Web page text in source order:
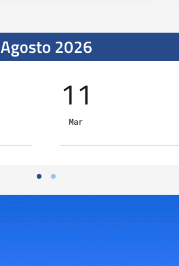
Agosto 2026
11
Mar